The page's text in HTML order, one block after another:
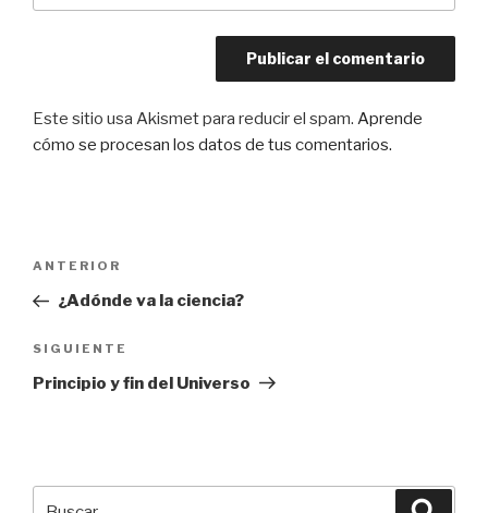
Este sitio usa Akismet para reducir el spam. Aprende
cómo se procesan los datos de tus comentarios.
entradas
Entrada
anterior:
ANTERIOR
¿Adónde va la ciencia?
Siguiente
entrada
SIGUIENTE
Principio y fin del Universo